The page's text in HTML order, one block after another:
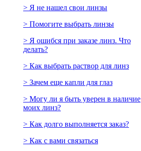
> Я не нашел свои линзы
> Помогите выбрать линзы
> Я ошибся при заказе линз. Что
делать?
> Как выбрать раствор для линз
> Зачем еще капли для глаз
> Могу ли я быть уверен в наличие
моих линз?
> Как долго выполняется заказ?
> Как с вами связаться